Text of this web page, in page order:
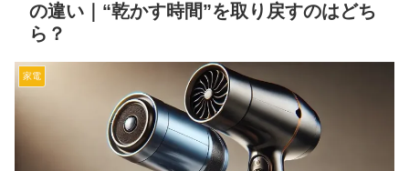
の違い｜“乾かす時間”を取り戻すのはどち
ら？
家電